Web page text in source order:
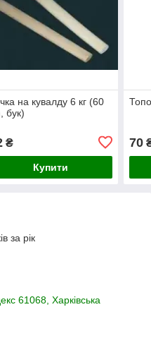
на кувалду 6 кг (60
бук)
₴
Купити
70
за рік
61068, Харківська